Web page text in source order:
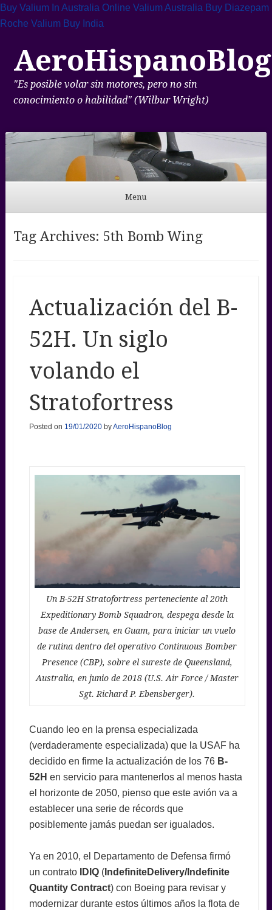
Buy Valium In Australia Online Valium Australia Buy Diazepam
Roche Valium Buy India
AeroHispanoBlog
"Es posible volar sin motores, pero no sin
conocimiento o habilidad" (Wilbur Wright)
Menu
Tag Archives: 5th Bomb Wing
Actualización del B-
52H. Un siglo
volando el
Stratofortress
Posted on 19/01/2020byAeroHispanoBlog
Un B-52H Stratofortress perteneciente al 20th
Expeditionary Bomb Squadron, despega desde la
base de Andersen, en Guam, para iniciar un vuelo
de rutina dentro del operativo Continuous Bomber
Presence (CBP), sobre el sureste de Queensland,
Australia, en junio de 2018 (U.S. Air Force / Master
Sgt. Richard P. Ebensberger).
Cuando leo en la prensa especializada
(verdaderamente especializada) que la USAF ha
decidido en firme la actualización de los 76 B-
52H en servicio para mantenerlos al menos hasta
el horizonte de 2050, pienso que este avión va a
establecer una serie de récords que
posiblemente jamás puedan ser igualados.
Ya en 2010, el Departamento de Defensa firmó
un contrato
IDIQ(IndefiniteDelivery/Indefinite
Quantity Contract) con Boeing para revisar y
modernizar durante estos últimos años la flota de